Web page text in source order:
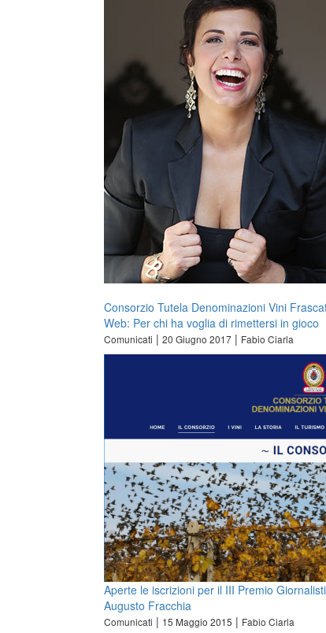
Consorzio Tutela Denominazioni Vini
Web: Per chi ha voglia di rimettersi in gioco
Comunicati | 20 Giugno 2017 | Fabio Ciarla
Aperte le iscrizioni per il III Premio
Augusto Fracchia
Comunicati | 15 Maggio 2015 | Fabio Ciarla